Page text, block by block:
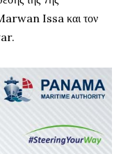
Issa και τον